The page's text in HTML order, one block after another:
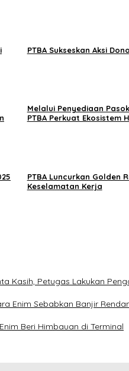
PTBA Sukseskan Aksi
Melalui Penyediaan
PTBA Perkuat Ekosistem
PTBA Luncurkan Golden
Keselamatan Kerja
Kasih, Petugas Lakukan
Enim Sebabkan Banjir
Beri Himbauan di Terminal